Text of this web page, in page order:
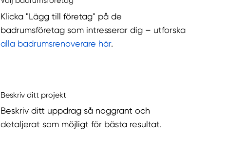
Klicka "Lägg till företag" på de
badrumsföretag som intresserar dig – utforska
alla badrumsrenoverare här.
Beskriv ditt projekt
Beskriv ditt uppdrag så noggrant och
detaljerat som möjligt för bästa resultat.